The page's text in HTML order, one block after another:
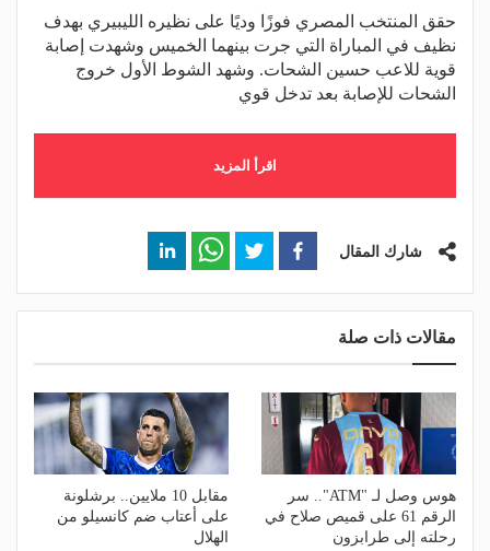
حقق المنتخب المصري فوزًا وديًا على نظيره الليبيري بهدف
نظيف في المباراة التي جرت بينهما الخميس وشهدت إصابة
قوية للاعب حسين الشحات. وشهد الشوط الأول خروج
الشحات للإصابة بعد تدخل قوي
اقرأ المزيد
شارك المقال
مقالات ذات صلة
هوس وصل لـ "ATM".. سر
الرقم 61 على قميص صلاح في
رحلته إلى طرابزون
مقابل 10 ملايين.. برشلونة
على أعتاب ضم كانسيلو من
الهلال